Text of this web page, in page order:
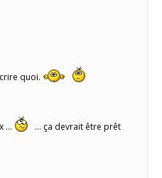
quoi.
…
… ça devrait être prêt